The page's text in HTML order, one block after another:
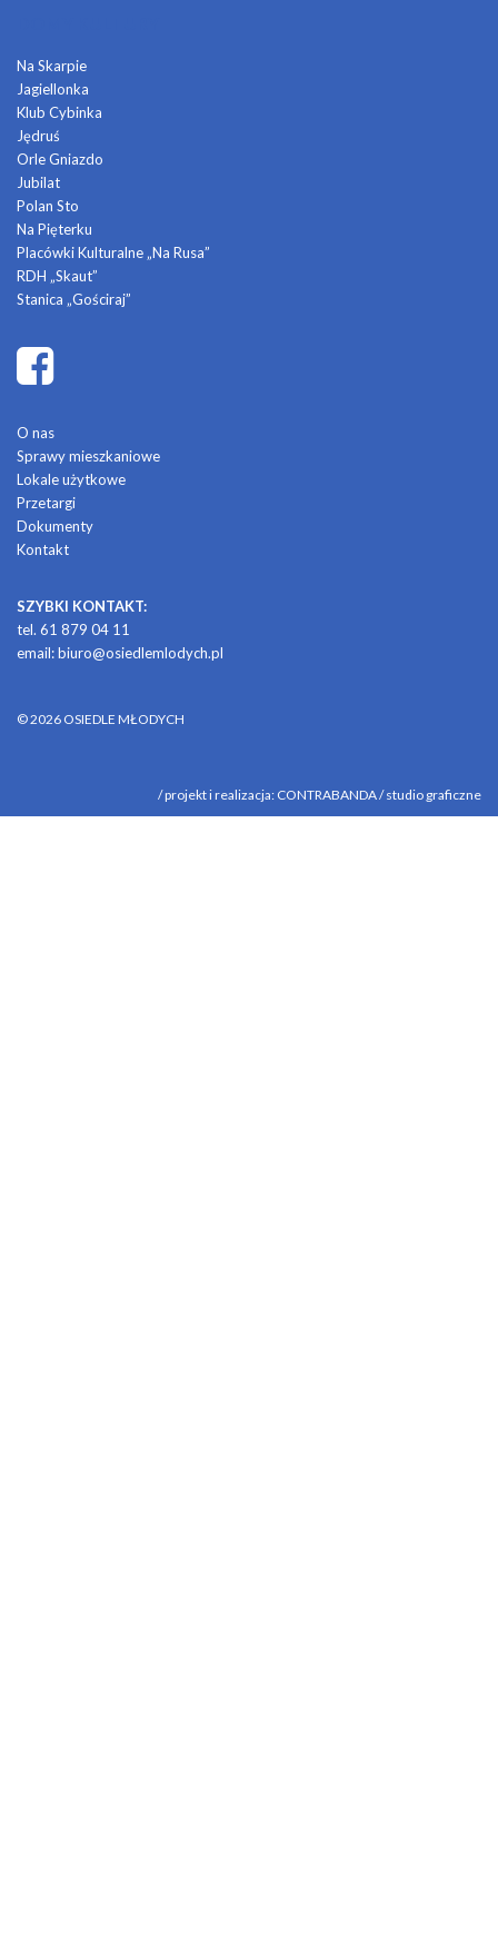
Na Skarpie
Jagiellonka
Klub Cybinka
Jędruś
Orle Gniazdo
Jubilat
Polan Sto
Na Pięterku
Placówki Kulturalne „Na Rusa”
RDH „Skaut”
Stanica „Gościraj”
O nas
Sprawy mieszkaniowe
Lokale użytkowe
Przetargi
Dokumenty
Kontakt
SZYBKI KONTAKT:
tel. 61 879 04 11
email:biuro@osiedlemlodych.pl
© 2026 OSIEDLE MŁODYCH
/ projekt i realizacja: CONTRABANDA / studio graficzne